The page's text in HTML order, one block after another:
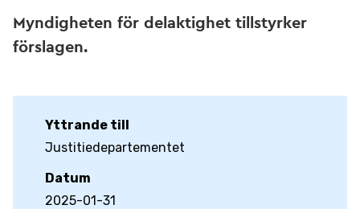
Myndigheten för delaktighet tillstyrker
förslagen.
Yttrande till
Justitiedepartementet
Datum
2025-01-31